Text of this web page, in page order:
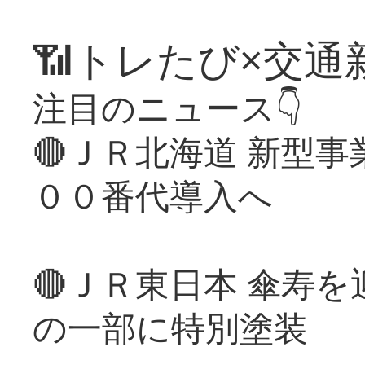
📶トレたび×交通
注目のニュース👇
🔴ＪＲ北海道 新型
００番代導入へ
🔴ＪＲ東日本 傘寿
の一部に特別塗装